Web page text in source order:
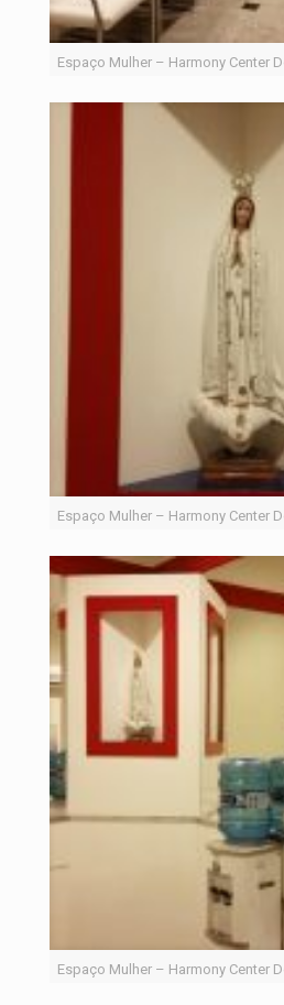
Espaço Mulher – Harmony Center
Espaço Mulher – Harmony Center
Espaço Mulher – Harmony Center